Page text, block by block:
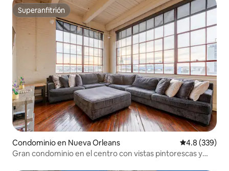
Superanfitrión
Superanfitrión
Condominio en Nueva Orleans Calificación
4.8 (339)
Gran condominio en el centro con vistas pintorescas y